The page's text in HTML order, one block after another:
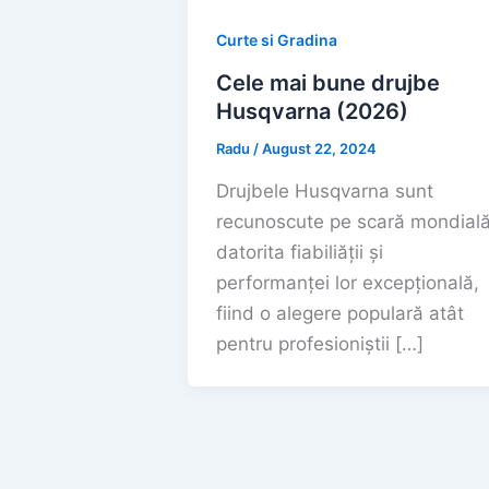
Curte si Gradina
Cele mai bune drujbe
Husqvarna (2026)
Radu /August 22, 2024
Drujbele Husqvarna sunt
recunoscute pe scară
datorita fiabiliății și
performanței lor excepțională,
fiind o alegere populară atât
pentru profesioniștii […]